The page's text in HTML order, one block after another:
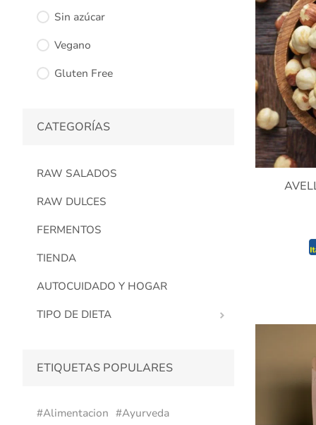
Sin azúcar
Vegano
Gluten Free
CATEGORÍAS
RAW SALADOS
RAW DULCES
FERMENTOS
TIENDA
AUTOCUIDADO Y HOGAR
TIPO DE DIETA
ETIQUETAS POPULARES
#alimentacion #ayurveda